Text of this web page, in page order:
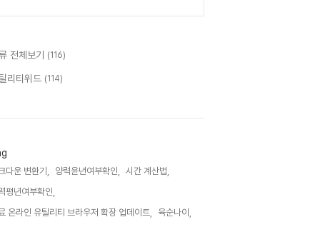
전체보기 (116)
리티위드 (114)
다운 변환기, 양력윤년여부확인,
시간 계산법,
평년여부확인,
온라인 유틸리티 브라우저 확장 업데이트,
육순나이,